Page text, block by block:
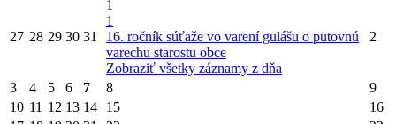
27 28 29 30 31
1
1
16. ročník súťaže vo varení gulášu o putovnú
varechu starostu obce
Zobraziť všetky záznamy z dňa
2
3 4 5 6 7 8
9
10 11 12 13 14 15
16